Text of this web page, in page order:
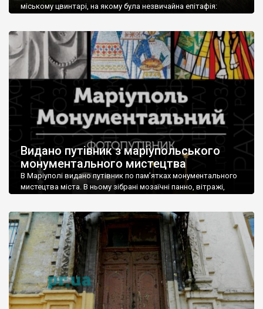
міському цвинтарі, на якому була незвичайна епітафія:
Місто” Андрій Марусов. За його словами, цей старовинний
пам’ятник встановлений на могилі Парфенія Малишкіна, який
прожив 62 роки і помер 19 квітня 1906 року. Дослідникам
Сергію Катричу та […]
Видано путівник з маріупольського
монументального мистецтва
В Маріуполі видано путівник по пам’ятках монументального
мистецтва міста. В ньому зібрані мозаїчні панно, вітражі,
мистецтвознавцем Олександром Черновим видав альбом
“Всі відтінки маріупольських мозаїк”. Нова праця зайняла
більше як рік, а сама фотофіксація витворів мистецтва
Маріуполя – десятиліття. “Фотопутівник. Маріуполь
Монументальний” для […]